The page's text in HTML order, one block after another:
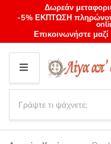
Δωρεάν
-5% ΕΚΠΤΩΣΗ
Επικοινωνήστε
M
E
N
U
Category
name
a
r